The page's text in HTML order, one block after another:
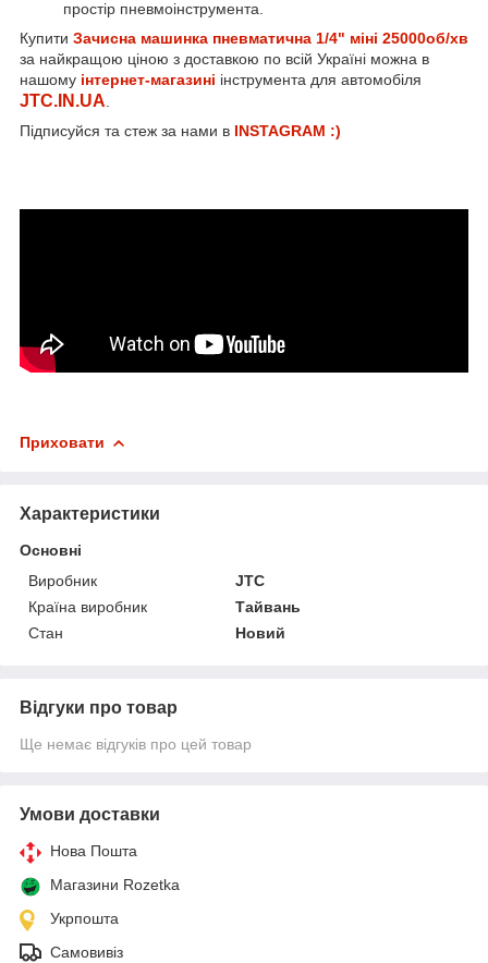
простір пневмоінструмента.
Купити Зачисна машинка пневматична 1/4" міні 25000об/хв
за найкращою ціною з доставкою по всій Україні можна в
нашому інтернет-магазині інструмента для автомобіля
JTC.IN.UA
Підписуйся та стеж за нами в INSTAGRAM :)
Приховати
Характеристики
Основні
Виробник
JTC
Країна виробник
Тайвань
Стан
Новий
Відгуки про товар
Ще немає відгуків про цей товар
Умови доставки
Нова Пошта
Магазини Rozetka
Укрпошта
Самовивіз